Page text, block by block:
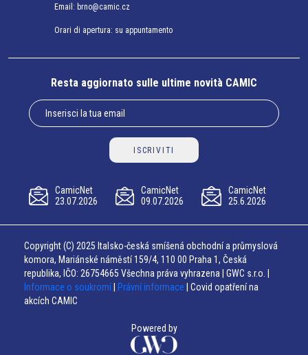
Email: brno@camic.cz
Orari di apertura: su appuntamento
Resta aggiornato sulle ultime novità CAMIC
ISCRIVITI
CamicNet
23.07.2026
CamicNet
09.07.2026
CamicNet
25.6.2026
Copyright (C) 2025 Italsko-česká smíšená obchodní a průmyslová
komora, Mariánské náměstí 159/4, 110 00 Praha 1, Česká
republika, IČO: 26754665 Všechna práva vyhrazena | GWC s.r.o. |
Informace o soukromí
Právní informace | Covid opatření na
akcích CAMIC
Powered by